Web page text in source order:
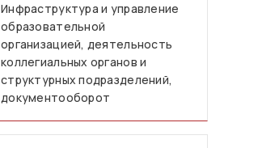
Инфраструктура и управление
образовательной
организацией, деятельность
коллегиальных органов и
структурных подразделений,
документооборот